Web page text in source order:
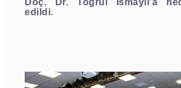
edildi.